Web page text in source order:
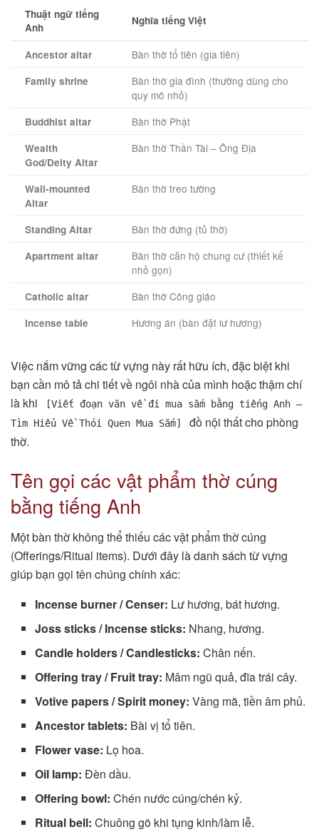
Thuật ngữ tiếng
Anh
Nghĩa tiếng Việt
Ancestor altar Bàn thờ tổ tiên (gia tiên)
Family shrine
Bàn thờ gia đình (thường dùng cho
quy mô nhỏ)
Buddhist altar Bàn thờ Phật
Wealth
God/Deity Altar
Bàn thờ Thần Tài – Ông Địa
Wall-mounted
Altar
Bàn thờ treo tường
Standing Altar Bàn thờ đứng (tủ thờ)
Apartment altar
Bàn thờ căn hộ chung cư (thiết kế
nhỏ gọn)
Catholic altar Bàn thờ Công giáo
Incense table Hương án (bàn đặt lư hương)
Việc nắm vững các từ vựng này rất hữu ích, đặc biệt khi
bạn cần mô tả chi tiết về ngôi nhà của mình hoặc thậm chí
là khi
[Viết đoạn văn về đi mua sắm bằng tiếng Anh –
Tìm Hiểu Về Thói Quen Mua Sắm]
đồ nội thất cho phòng
thờ.
Tên gọi các vật phẩm thờ cúng
bằng tiếng Anh
Một bàn thờ không thể thiếu các vật phẩm thờ cúng
(Offerings/Ritual items). Dưới đây là danh sách từ vựng
giúp bạn gọi tên chúng chính xác:
Incense burner / Censer: Lư hương, bát hương.
Joss sticks / Incense sticks: Nhang, hương.
Candle holders / Candlesticks: Chân nến.
Offering tray / Fruit tray: Mâm ngũ quả, đĩa trái cây.
Votive papers / Spirit money: Vàng mã, tiền âm phủ.
Ancestor tablets: Bài vị tổ tiên.
Flower vase: Lọ hoa.
Oil lamp: Đèn dầu.
Offering bowl: Chén nước cúng/chén kỷ.
Ritual bell: Chuông gõ khi tụng kinh/làm lễ.